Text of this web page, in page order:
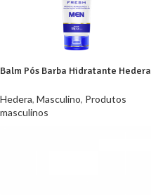
Balm Pós Barba Hidratante Hedera
Hedera, Masculino, Produtos
masculinos